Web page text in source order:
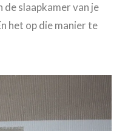
de slaapkamer van je
het op die manier te